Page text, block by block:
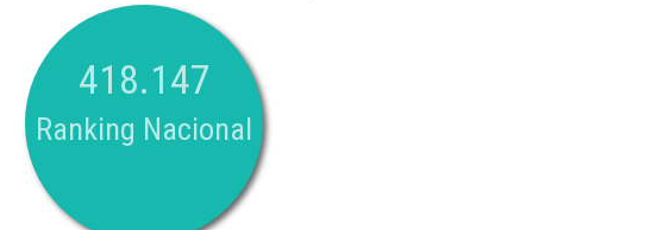
418.147
Ranking Nacional